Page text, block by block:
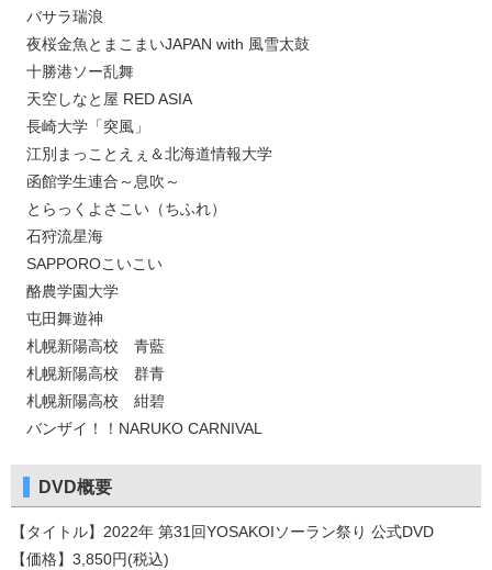
バサラ瑞浪
夜桜金魚とまこまいJAPAN with 風雪太鼓
十勝港ソー乱舞
天空しなと屋 RED ASIA
長崎大学「突風」
江別まっことえぇ＆北海道情報大学
函館学生連合～息吹～
とらっくよさこい（ちふれ）
石狩流星海
SAPPOROこいこい
酪農学園大学
屯田舞遊神
札幌新陽高校 青藍
札幌新陽高校 群青
札幌新陽高校 紺碧
バンザイ！！NARUKO CARNIVAL
DVD概要
【タイトル】2022年 第31回YOSAKOIソーラン祭り 公式DVD
【価格】3,850円(税込)